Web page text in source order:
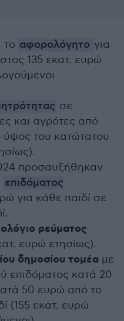
το αφορολόγητο για
135 εκατ. ευρώ
σε
και αγρότες από
του κατώτατου
προσαυξήθηκαν
επιδόματος
για κάθε παιδί σε
ρεύματος
ευρώ ετησίως).
δημοσίου τομέα με
επιδόματος κατά 20
50 ευρώ από το
(155 εκατ. ευρώ